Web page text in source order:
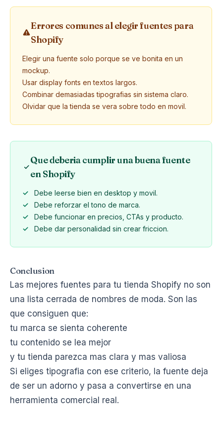
Errores comunes al elegir fuentes para
Shopify
Elegir una fuente solo porque se ve bonita en un
mockup.
Usar display fonts en textos largos.
Combinar demasiadas tipografias sin sistema claro.
Olvidar que la tienda se vera sobre todo en movil.
Que deberia cumplir una buena fuente
en Shopify
Debe leerse bien en desktop y movil.
Debe reforzar el tono de marca.
Debe funcionar en precios, CTAs y producto.
Debe dar personalidad sin crear friccion.
Conclusion
Las mejores fuentes para tu tienda Shopify no son
una lista cerrada de nombres de moda. Son las
que consiguen que:
tu marca se sienta coherente
tu contenido se lea mejor
y tu tienda parezca mas clara y mas valiosa
Si eliges tipografia con ese criterio, la fuente deja
de ser un adorno y pasa a convertirse en una
herramienta comercial real.